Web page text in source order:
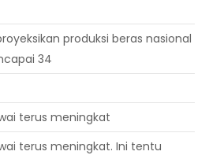
produksi beras nasional
34
terus meningkat
terus meningkat. Ini tentu